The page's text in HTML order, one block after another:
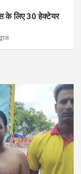
के लिए 30 हेक्टेयर